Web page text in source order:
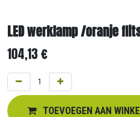
LED werklamp /oranje
104,13€
TOEVOEGEN AAN